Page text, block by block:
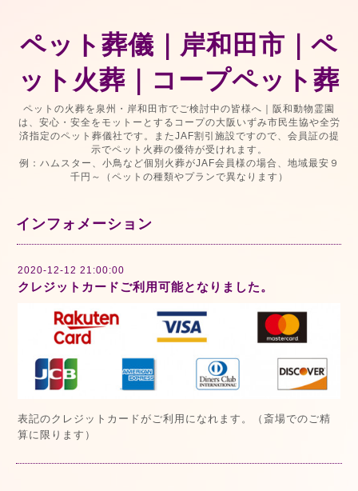
ペット葬儀｜岸和田市｜ペ
ット火葬｜コープペット葬
ペットの火葬を泉州・岸和田市でご検討中の皆様へ｜阪和動物霊園
は、安心・安全をモットーとするコープの大阪いずみ市民生協や全労
済指定のペット葬儀社です。またJAF割引施設ですので、会員証の提
示でペット火葬の優待が受けれます。
例：ハムスター、小鳥など個別火葬がJAF会員様の場合、地域最安９
千円～（ペットの種類やプランで異なります）
インフォメーション
2020-12-12 21:00:00
クレジットカードご利用可能となりました。
表記のクレジットカードがご利用になれます。（斎場でのご精
算に限ります）